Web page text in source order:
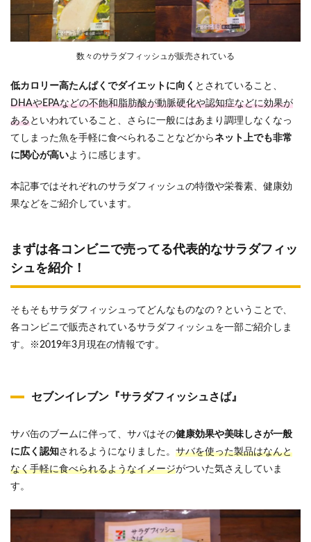
数々のサラダフィッシュが販売されている
低カロリー高たんぱくでダイエットに向く とされていること、
DHAやEPAなどの不飽和脂肪酸が動脈硬化や認知症などに効果が
あるといわれていること、さらに一般にはあまり調理しなくなっ
てしまった魚を手軽に食べられることなどからネット上でも非常
に関心が高いように感じます。
本記事ではそれぞれのサラダフィッシュの特徴や栄養素、健康効
果などをご紹介しています。
まずは各コンビニで売ってる代表的なサラダフィッ
シュを紹介！
そもそもサラダフィッシュってどんなものなの？ということで、
各コンビニで販売されているサラダフィッシュを一部ご紹介しま
す。※2019年3月現在の情報です。
セブンイレブン『サラダフィッシュさば』
サバ缶のブームに伴って、サバはその健康効果や美味しさが一般
に広く認知されるようになりました。 サバを使った製品はなんと
なく手軽に食べられるようなイメージがついた気さえしていま
す。